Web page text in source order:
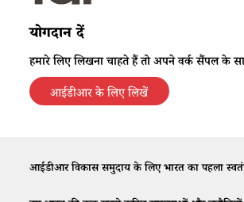
योगदान दें
हमारे लिए लिखना चाहते हैं तो अपने वर्क सैंपल के
आईडीआर के लिए लिखें
आईडीआर विकास समुदाय के लिए भारत का पहला